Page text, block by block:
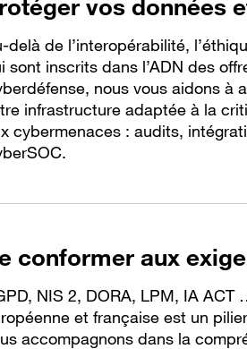
vos données
delà de l’interopérabilité,
sont inscrits dans l’ADN des
nous vous aidons à
infrastructure adaptée à la
cybermenaces : audits,
conformer aux
NIS 2, DORA, LPM, IA
et française est un
accompagnons dans la